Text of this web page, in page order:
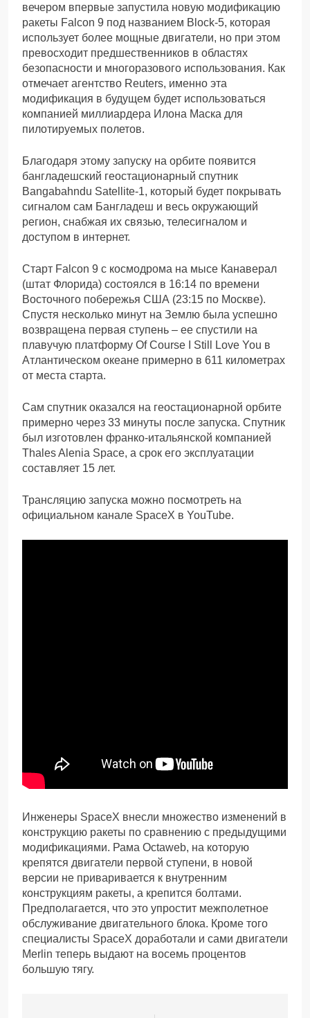
вечером впервые запустила новую модификацию
ракеты Falcon 9 под названием Block-5, которая
использует более мощные двигатели, но при этом
превосходит предшественников в областях
безопасности и многоразового использования. Как
отмечает агентство Reuters, именно эта
модификация в будущем будет использоваться
компанией миллиардера Илона Маска для
пилотируемых полетов.
Благодаря этому запуску на орбите появится
бангладешский геостационарный спутник
Bangabahndu Satellite-1, который будет покрывать
сигналом сам Бангладеш и весь окружающий
регион, снабжая их связью, телесигналом и
доступом в интернет.
Старт Falcon 9 с космодрома на мысе Канаверал
(штат Флорида) состоялся в 16:14 по времени
Восточного побережья США (23:15 по Москве).
Спустя несколько минут на Землю была успешно
возвращена первая ступень – ее спустили на
плавучую платформу Of Course I Still Love You в
Атлантическом океане примерно в 611 километрах
от места старта.
Сам спутник оказался на геостационарной орбите
примерно через 33 минуты после запуска. Спутник
был изготовлен франко-итальянской компанией
Thales Alenia Space, а срок его эксплуатации
составляет 15 лет.
Трансляцию запуска можно посмотреть на
официальном канале SpaceX в YouTube.
Инженеры SpaceX внесли множество изменений в
конструкцию ракеты по сравнению с предыдущими
модификациями. Рама Octaweb, на которую
крепятся двигатели первой ступени, в новой
версии не приваривается к внутренним
конструкциям ракеты, а крепится болтами.
Предполагается, что это упростит межполетное
обслуживание двигательного блока. Кроме того
специалисты SpaceX доработали и сами двигатели
Merlin теперь выдают на восемь процентов
большую тягу.